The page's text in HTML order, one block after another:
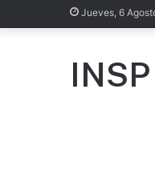
Jueves, 6
INSP